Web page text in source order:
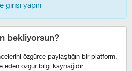
girişi yapın
bekliyorsun?
özgürce paylaştığın bir platform,
eden özgür bilgi kaynağıdır.